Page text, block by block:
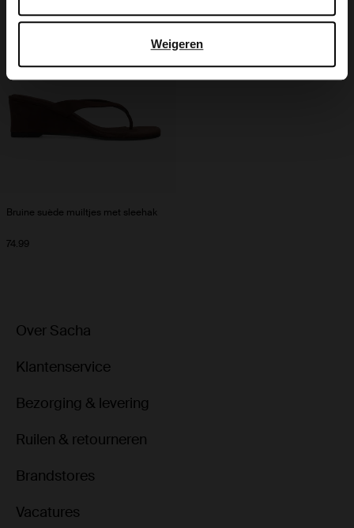
Weigeren
Bruine suède muiltjes met sleehak
74.99
Over Sacha
Klantenservice
Bezorging & levering
Ruilen & retourneren
Brandstores
Vacatures